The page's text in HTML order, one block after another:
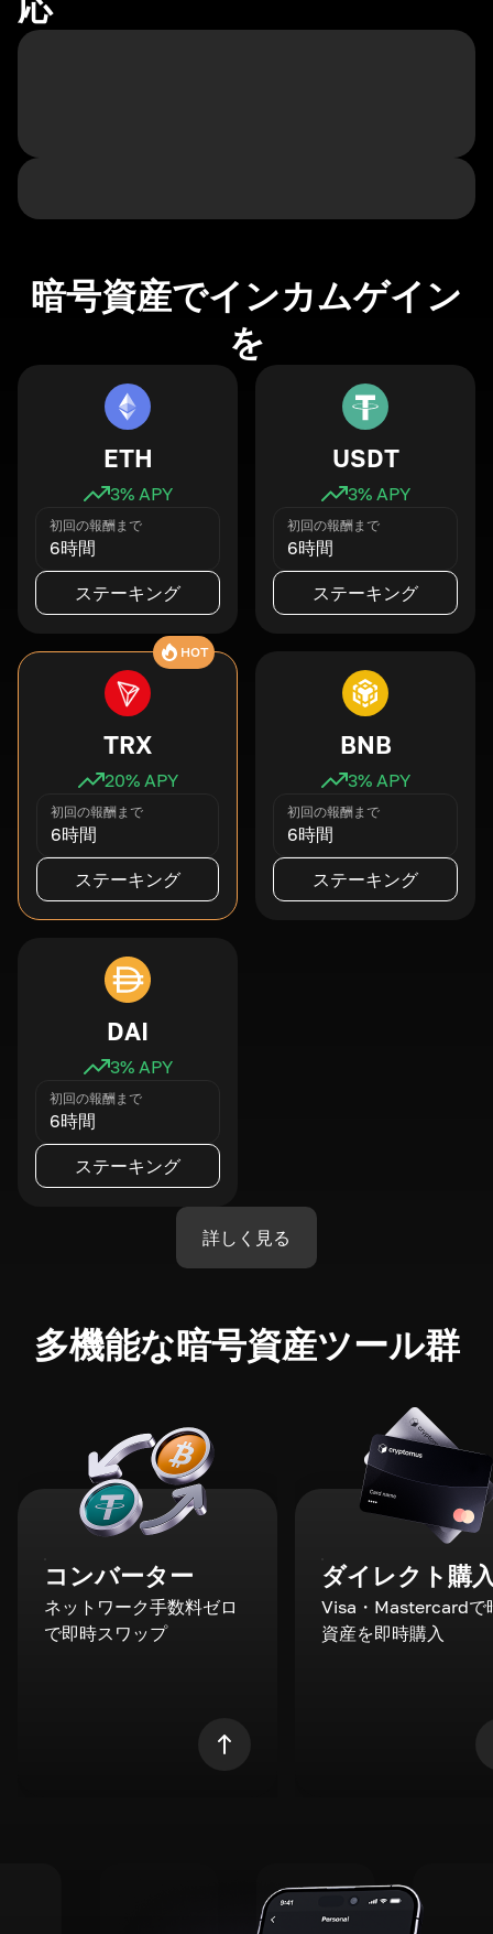
暗号資産でインカムゲイン
を
ETH
3% APY
初回の報酬まで
6時間
ステーキング
USDT
3% APY
初回の報酬まで
6時間
ステーキング
HOT
TRX
20% APY
初回の報酬まで
6時間
ステーキング
BNB
3% APY
初回の報酬まで
6時間
ステーキング
DAI
3% APY
初回の報酬まで
6時間
ステーキング
詳しく見る
多機能な暗号資産ツール群
コンバーター
ネットワーク手数料ゼロ
で即時スワップ
ダイレクト購
Visa・Mastercardで
資産を即時購入